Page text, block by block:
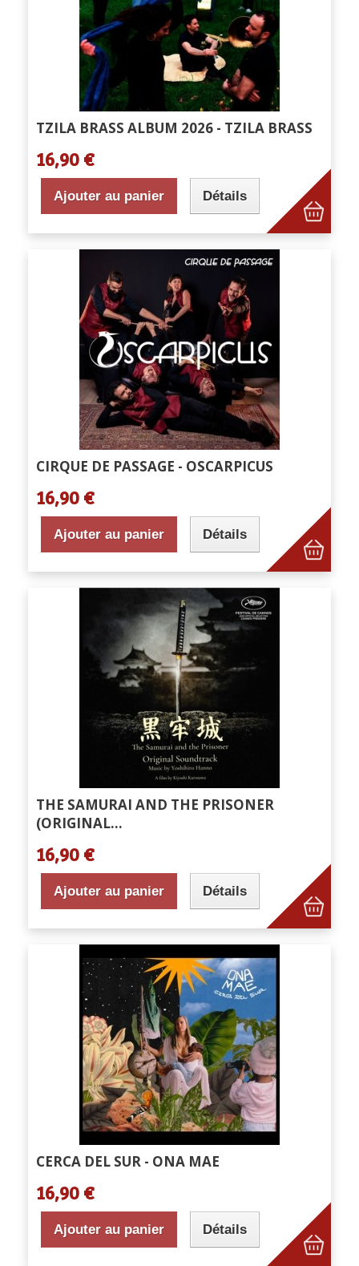
TZILA BRASS ALBUM 2026 - TZILA BRASS
16,90 €
Ajouter au panier Détails
CIRQUE DE PASSAGE - OSCARPICUS
16,90 €
Ajouter au panier Détails
THE SAMURAI AND THE PRISONER
(ORIGINAL...
16,90 €
Ajouter au panier Détails
CERCA DEL SUR - ONA MAE
16,90 €
Ajouter au panier Détails